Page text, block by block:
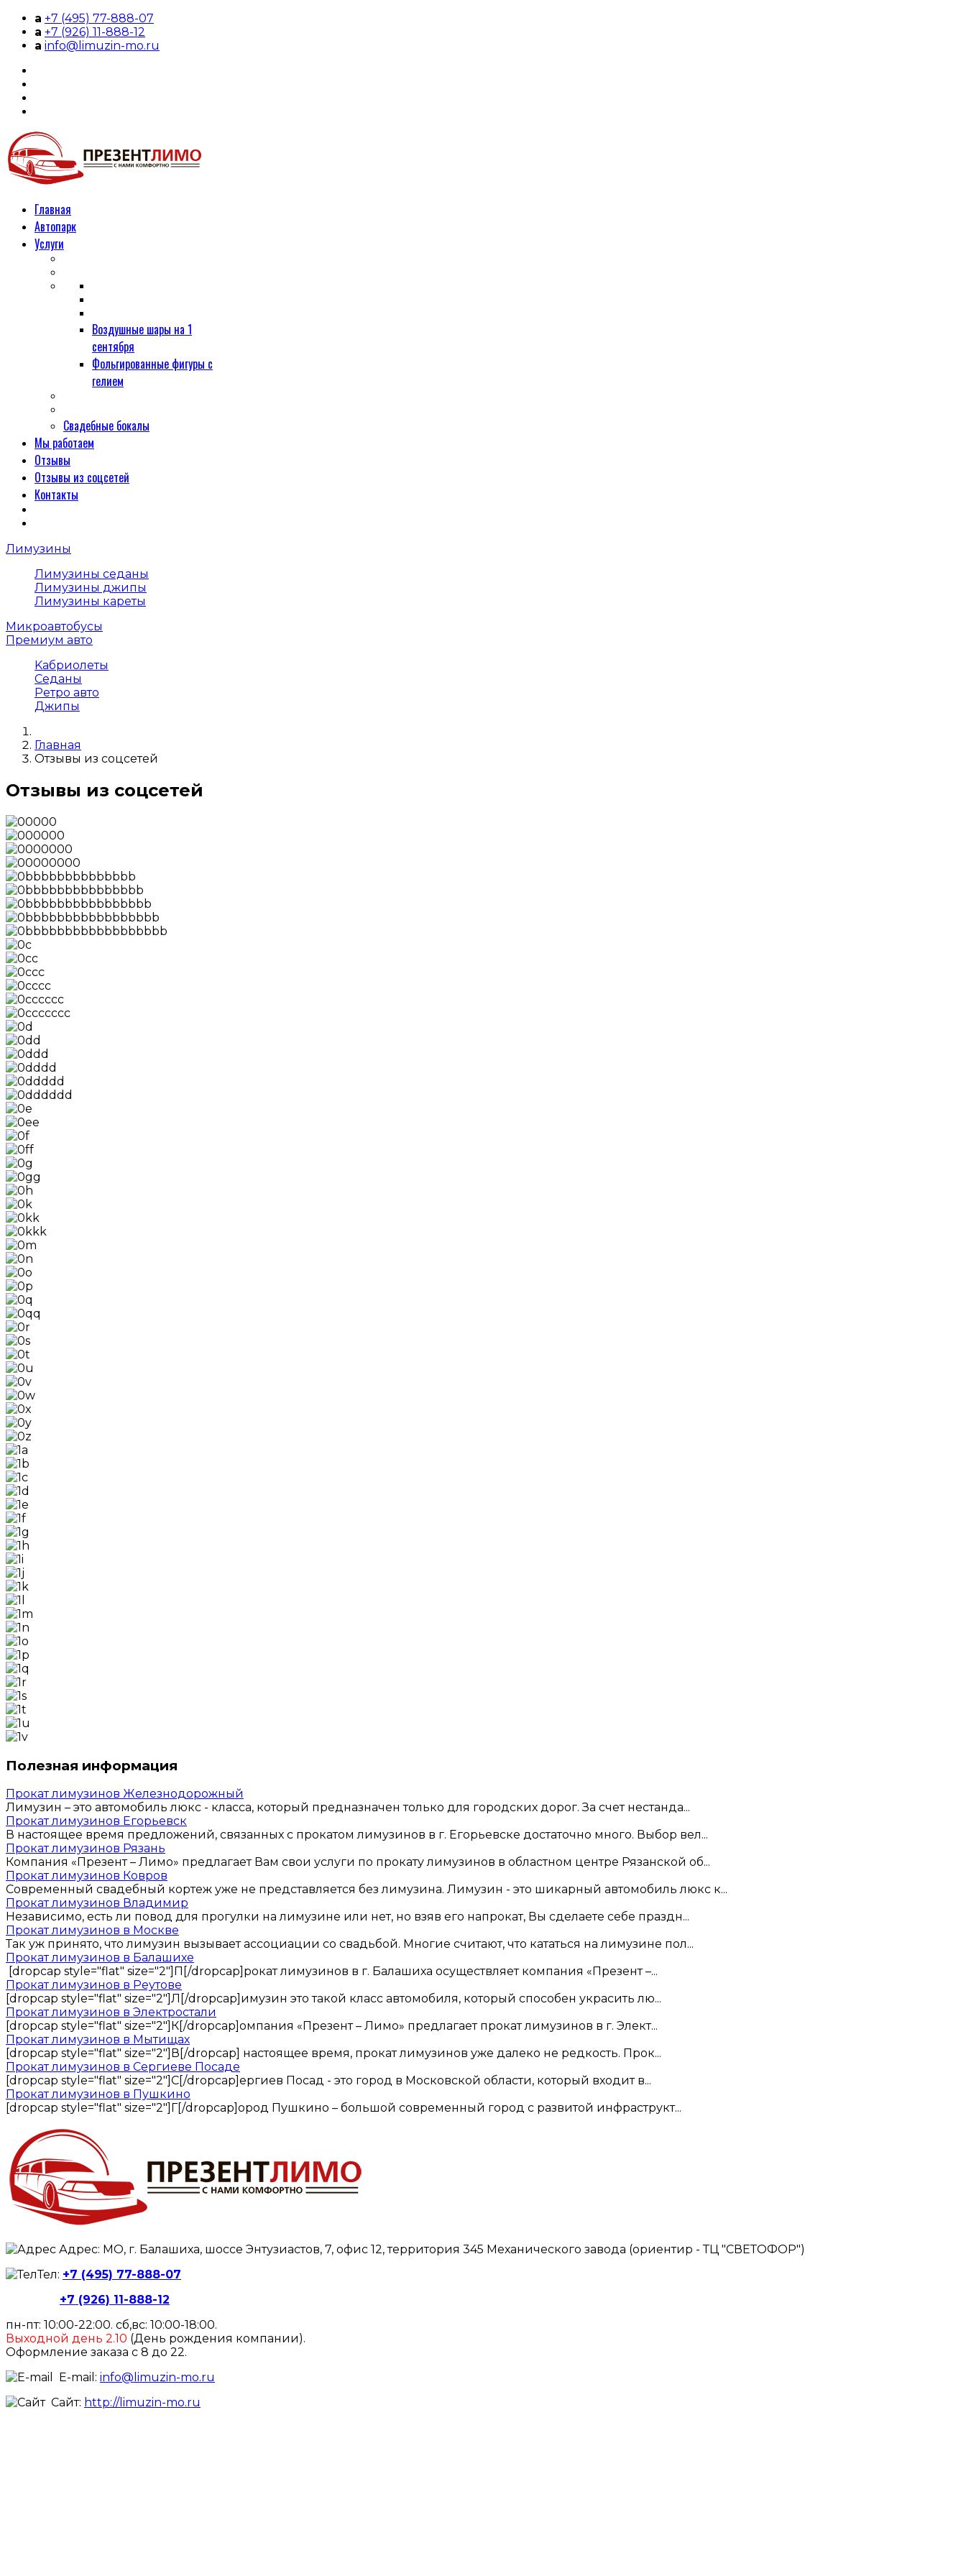
a +7 (495) 77-888-07
a +7 (926) 11-888-12
a info@limuzin-mo.ru
Главная
Автопарк
Услуги
Воздушные шары на 1
сентября
Фольгированные фигуры с
гелием
Свадебные бокалы
Мы работаем
Отзывы
Отзывы из соцсетей
Контакты
Лимузины
Лимузины седаны
Лимузины джипы
Лимузины кареты
Микроавтобусы
Премиум авто
Kабриолеты
Cеданы
Ретро авто
Джипы
Главная
Отзывы из соцсетей
Отзывы из соцсетей
Полезная информация
Прокат лимузинов Железнодорожный
Лимузин – это автомобиль люкс - класса, который предназначен только для городских дорог. За счет нестанда...
Прокат лимузинов Егорьевск
В настоящее время предложений, связанных с прокатом лимузинов в г. Егорьевске достаточно много. Выбор вел...
Прокат лимузинов Рязань
Компания «Презент – Лимо» предлагает Вам свои услуги по прокату лимузинов в областном центре Рязанской об...
Прокат лимузинов Ковров
Современный свадебный кортеж уже не представляется без лимузина. Лимузин - это шикарный автомобиль люкс к...
Прокат лимузинов Владимир
Независимо, есть ли повод для прогулки на лимузине или нет, но взяв его напрокат, Вы сделаете себе праздн...
Прокат лимузинов в Москве
Так уж принято, что лимузин вызывает ассоциации со свадьбой. Многие считают, что кататься на лимузине пол...
Прокат лимузинов в Балашихе
[dropcap style="flat" size="2"]П[/dropcap]рокат лимузинов в г. Балашиха осуществляет компания «Презент –...
Прокат лимузинов в Реутове
[dropcap style="flat" size="2"]Л[/dropcap]имузин это такой класс автомобиля, который способен украсить лю...
Прокат лимузинов в Электростали
[dropcap style="flat" size="2"]К[/dropcap]омпания «Презент – Лимо» предлагает прокат лимузинов в г. Элект...
Прокат лимузинов в Мытищах
[dropcap style="flat" size="2"]В[/dropcap] настоящее время, прокат лимузинов уже далеко не редкость. Прок...
Прокат лимузинов в Сергиеве Посаде
[dropcap style="flat" size="2"]С[/dropcap]ергиев Посад - это город в Московской области, который входит в...
Прокат лимузинов в Пушкино
[dropcap style="flat" size="2"]Г[/dropcap]ород Пушкино – большой современный город с развитой инфраструкт...
Адрес: МО, г. Балашиха, шоссе Энтузиастов, 7, офис 12, территория 345 Механического завода (ориентир - ТЦ "СВЕТОФОР")
Тел: +7 (495) 77-888-07
+7 (926) 11-888-12
пн-пт: 10:00-22:00. сб,вс: 10:00-18:00.
Выходной день 2.10 (День рождения компании).
Оформление заказа с 8 до 22.
E-mail: info@limuzin-mo.ru
Сайт: http://limuzin-mo.ru